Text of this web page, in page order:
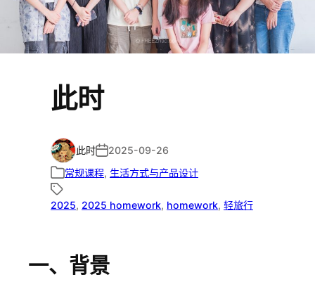
此时
此时
2025-09-26
常规课程, 生活方式与产品设计
2025, 2025 homework, homework, 轻旅行
一、背景